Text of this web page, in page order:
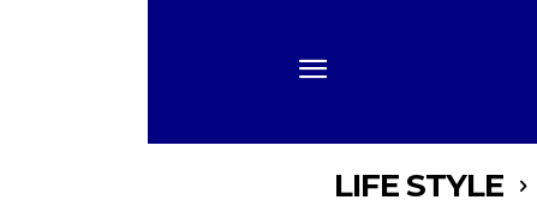
LIFE STYLE